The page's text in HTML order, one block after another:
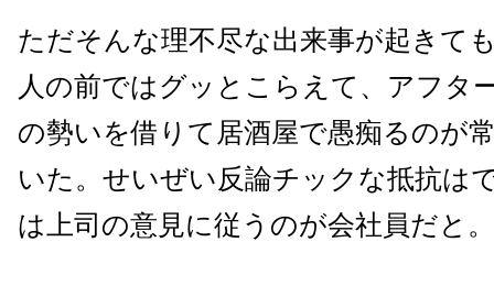
ただそんな理不尽な出来事が起きて
人の前ではグッとこらえて、アフタ
の勢いを借りて居酒屋で愚痴るのが
いた。せいぜい反論チックな抵抗は
は上司の意見に従うのが会社員だと。